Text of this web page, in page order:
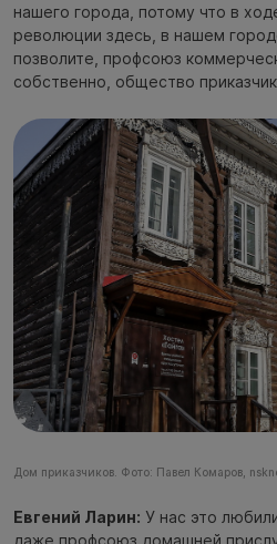
нашего города, потому что в
революции здесь, в нашем
позволите, профсоюз
собственно, общество
Дом приказчиков. Фото: Павел Комаров,
Евгений Ларин: У нас это